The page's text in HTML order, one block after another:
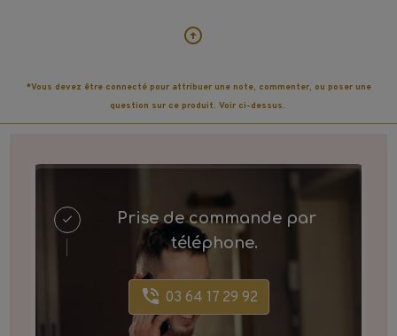
*Vous devez être connecté pour attribuer une note, commenter, ou poser une
question sur ce produit. Voir ci-dessus.
Prise de commande par
téléphone.
03 64 17 29 92